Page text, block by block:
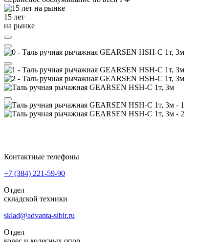
15 лет
на рынке
Контактные телефоны
+7 (384) 221-59-90
Отдел
складской техники
sklad@advanta-sibir.ru
Отдел